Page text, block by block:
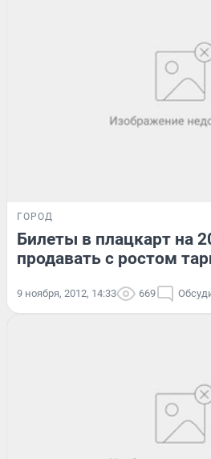
ГОРОД
Билеты в плацкарт на
продавать с ростом
9 ноября, 2012, 14:33 669